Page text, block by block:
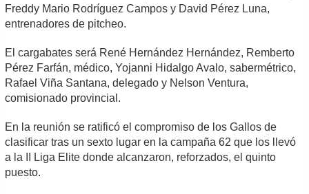
Freddy Mario Rodríguez Campos y David Pérez Luna,
entrenadores de pitcheo.
El cargabates será René Hernández Hernández, Remberto
Pérez Farfán, médico, Yojanni Hidalgo Avalo, sabermétrico,
Rafael Viña Santana, delegado y Nelson Ventura,
comisionado provincial.
En la reunión se ratificó el compromiso de los Gallos de
clasificar tras un sexto lugar en la campaña 62 que los llevó
a la II Liga Elite donde alcanzaron, reforzados, el quinto
puesto.